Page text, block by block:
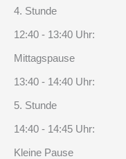
4. Stunde
12:40 - 13:40 Uhr:
Mittagspause
13:40 - 14:40 Uhr:
5. Stunde
14:40 - 14:45 Uhr:
Kleine Pause